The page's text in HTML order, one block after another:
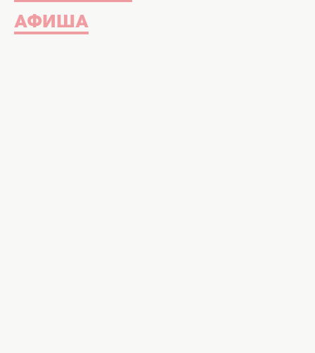
АФИША
17.11.2016 в хорошем качестве
сериала Киев днем и ночью 2
в столице. Какие испытания